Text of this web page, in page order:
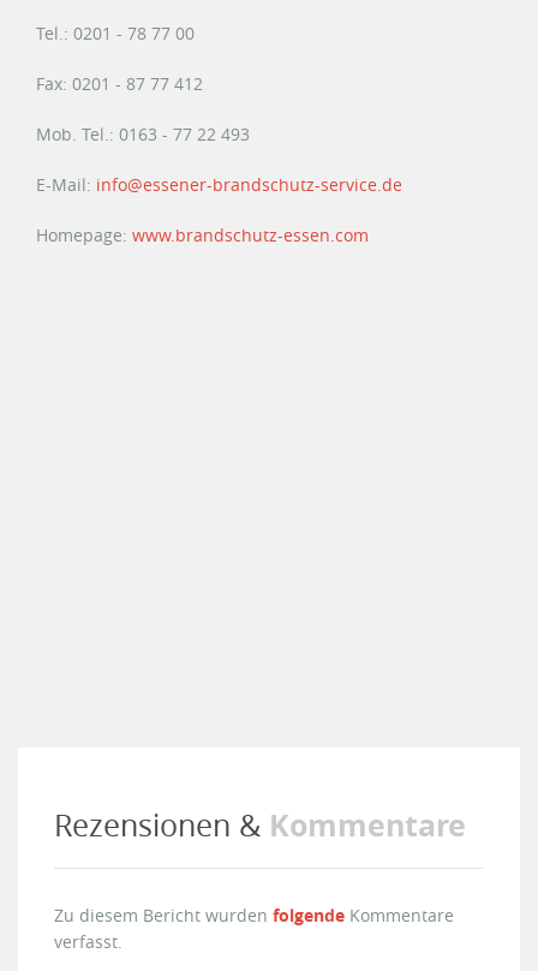
Tel.: 0201 - 78 77 00
Fax: 0201 - 87 77 412
Mob. Tel.: 0163 - 77 22 493
E-Mail: info@essener-brandschutz-service.de
Homepage: www.brandschutz-essen.com
Rezensionen & Kommentare
Zu diesem Bericht wurden folgende Kommentare
verfasst.